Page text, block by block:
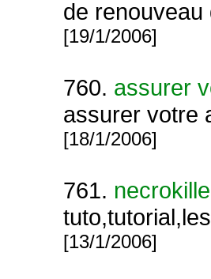
de renouveau
[19/1/2006]
760. assurer
assurer votre
[18/1/2006]
761.
[13/1/2006]